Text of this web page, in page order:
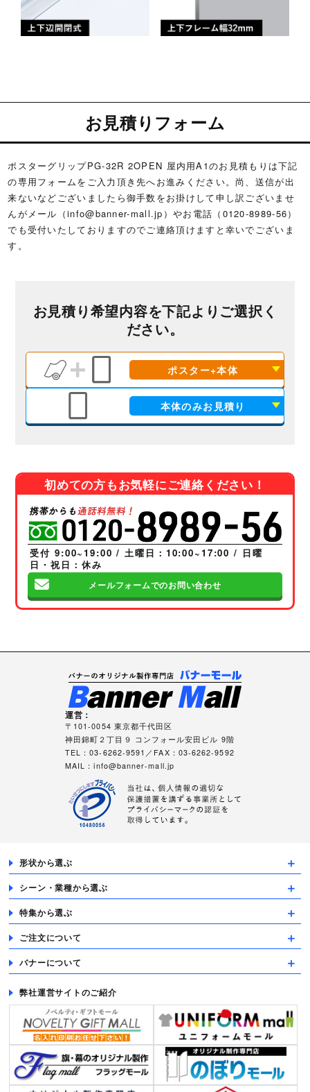
お見積りフォーム
ポスターグリップPG-32R 2OPEN 屋内用A1のお見積もりは下記
の専用フォームをご入力頂き先へお進みください。尚、送信が出
来ないなどございましたら御手数をお掛けして申し訳ございませ
んがメール（info@banner-mall.jp ）やお電話（0120-8989-56）
でも受付いたしておりますのでご連絡頂けますと幸いでございま
す。
お見積り希望内容を下記よりご選択く
ださい。
ポスター+本体
本体のみお見積り
初めての方もお気軽にご連絡ください！
メールフォームでのお問い合わせ
受付 9:00~19:00 / 土曜日：10:00~17:00 / 日曜
日・祝日：休み
運営：
〒101-0054 東京都千代田区
神田錦町２丁目９ コンフォール安田ビル 9階
TEL：03-6262-9591／FAX：03-6262-9592
MAIL：info@banner-mall.jp
形状から選ぶ
シーン・業種から選ぶ
特集から選ぶ
ご注文について
バナーについて
弊社運営サイトのご紹介